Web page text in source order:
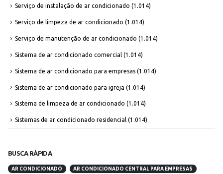
Serviço de instalação de ar condicionado (1.014)
Serviço de limpeza de ar condicionado (1.014)
Serviço de manutenção de ar condicionado (1.014)
Sistema de ar condicionado comercial (1.014)
Sistema de ar condicionado para empresas (1.014)
Sistema de ar condicionado para igreja (1.014)
Sistema de limpeza de ar condicionado (1.014)
Sistemas de ar condicionado residencial (1.014)
BUSCA RÁPIDA
AR CONDICIONADO AR CONDICIONADO CENTRAL PARA EMPRESAS